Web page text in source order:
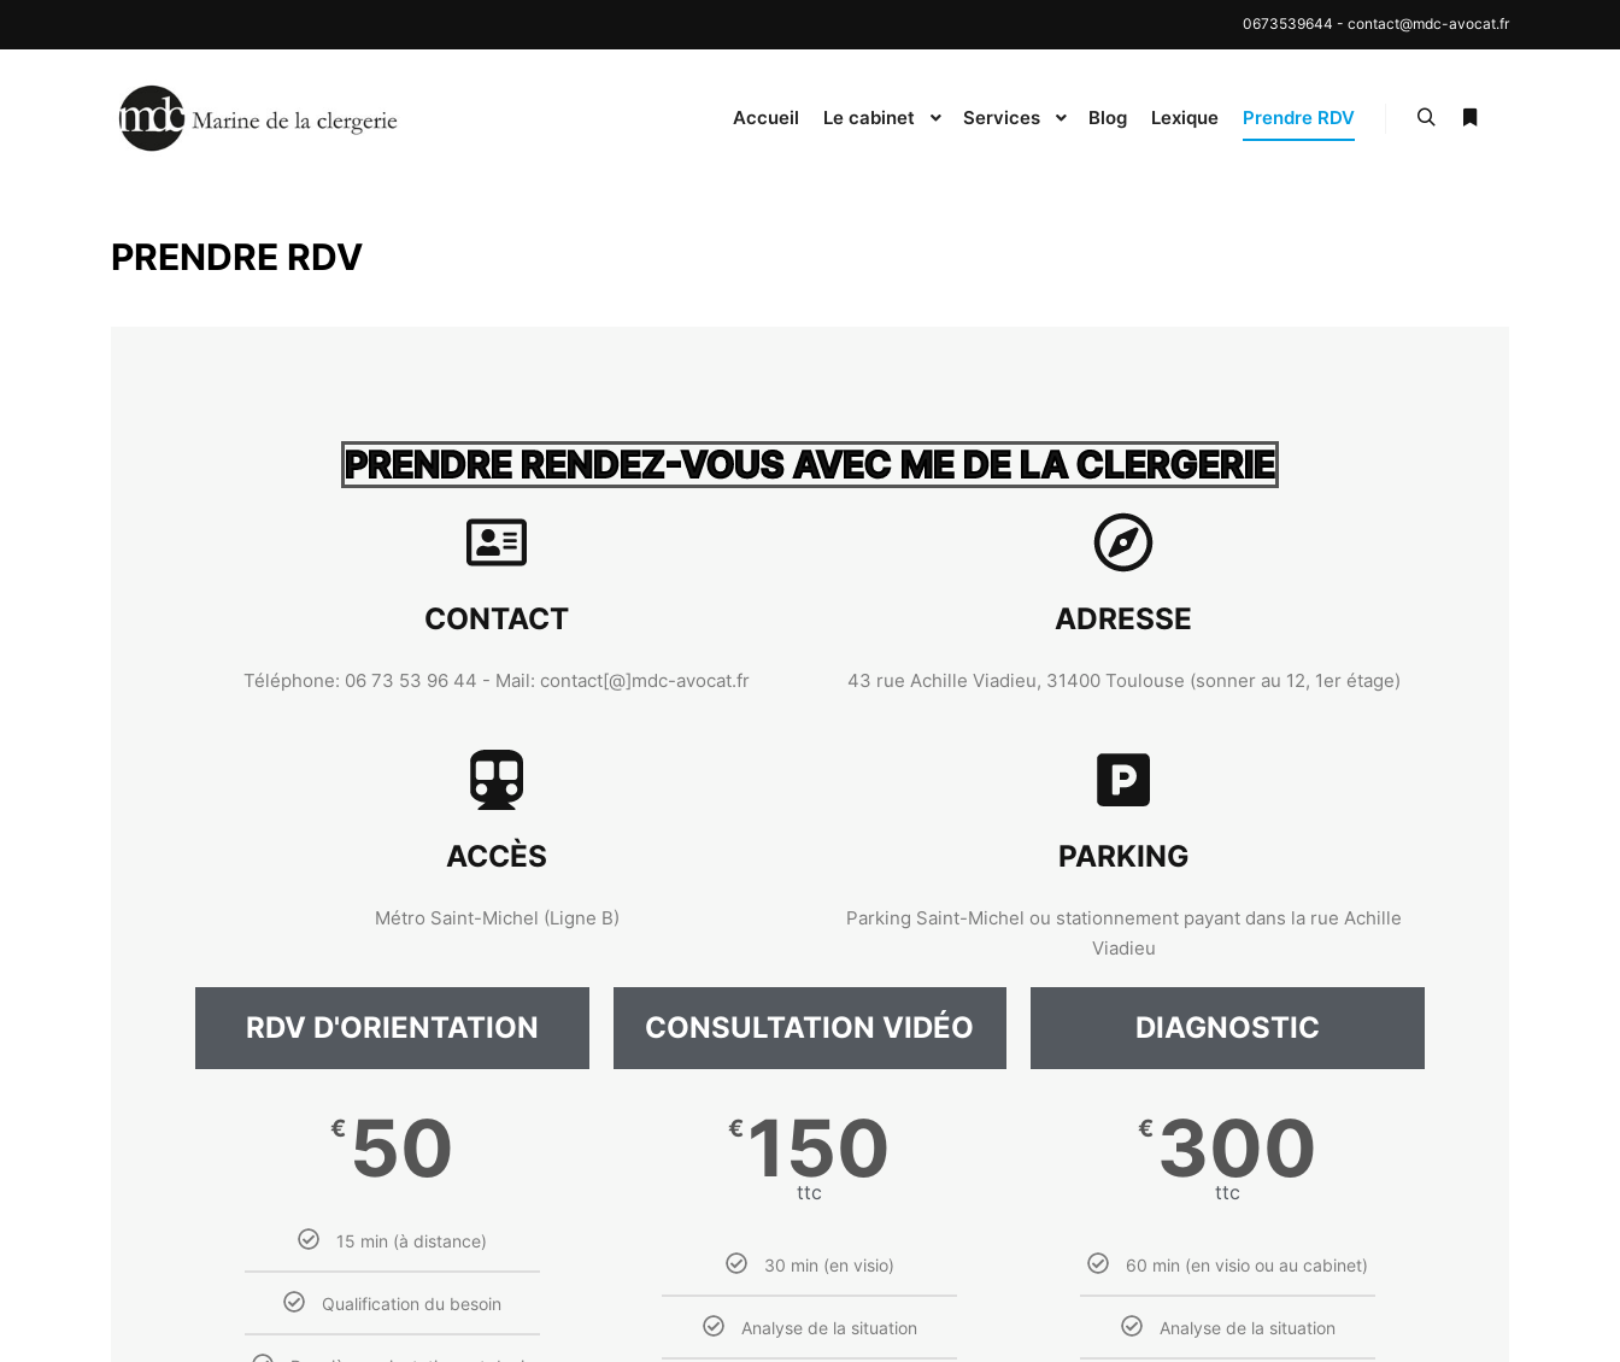
0673539644 - contact@mdc-avocat.fr
Accueil Le cabinet Services Blog Lexique Prendre RDV
PRENDRE RDV
PRENDRE RENDEZ-VOUS AVEC ME DE LA CLERGERIE
CONTACT
Téléphone: 06 73 53 96 44 - Mail: contact[@]mdc-avocat.fr
ADRESSE
43 rue Achille Viadieu, 31400 Toulouse (sonner au 12, 1er étage)
ACCÈS
Métro Saint-Michel (Ligne B)
PARKING
Parking Saint-Michel ou stationnement payant dans la rue Achille
Viadieu
RDV D'ORIENTATION
€ 50
15 min (à distance)
Qualification du besoin
CONSULTATION VIDÉO
€ 150
ttc
30 min (en visio)
Analyse de la situation
DIAGNOSTIC
€ 300
ttc
60 min (en visio ou au cabinet)
Analyse de la situation